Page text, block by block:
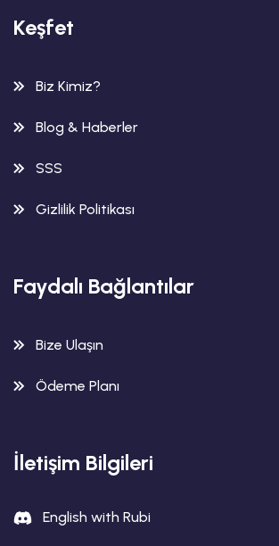
Keşfet
Biz Kimiz?
Blog & Haberler
SSS
Gizlilik Politikası
Faydalı Bağlantılar
Bize Ulaşın
Ödeme Planı
İletişim Bilgileri
English with Rubi